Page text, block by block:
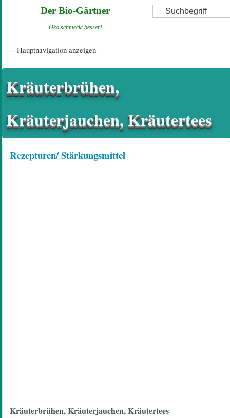
Suche
Der Bio-Gärtner
Öko schmeckt besser!
— Hauptnavigation anzeigen
Kräuterbrühen,
Kräuterjauchen, Kräutertees
Rezepturen/ Stärkungsmittel
Kräuterbrühen, Kräuterjauchen, Kräutertees